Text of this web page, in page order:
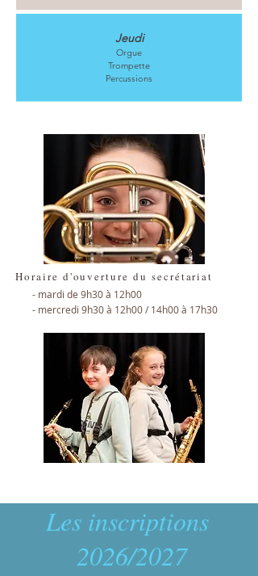
Jeudi
Orgue
Trompette
Percussions
Horaire d'ouverture du secrétariat
- mardi de 9h30 à 12h00
- mercredi 9h30 à 12h00 / 14h00 à 17h30
Les inscriptions
2026/2027